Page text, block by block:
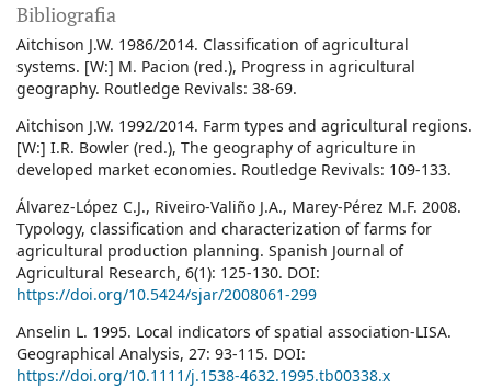
Bibliografia
Aitchison J.W. 1986/2014. Classification of agricultural
systems. [W:] M. Pacion (red.), Progress in agricultural
geography. Routledge Revivals: 38-69.
Aitchison J.W. 1992/2014. Farm types and agricultural regions.
[W:] I.R. Bowler (red.), The geography of agriculture in
developed market economies. Routledge Revivals: 109-133.
Álvarez-López C.J., Riveiro-Valiño J.A., Marey-Pérez M.F. 2008.
Typology, classification and characterization of farms for
agricultural production planning. Spanish Journal of
Agricultural Research, 6(1): 125-130. DOI:
https://doi.org/10.5424/sjar/2008061-299
Anselin L. 1995. Local indicators of spatial association-LISA.
Geographical Analysis, 27: 93-115. DOI:
https://doi.org/10.1111/j.1538-4632.1995.tb00338.x